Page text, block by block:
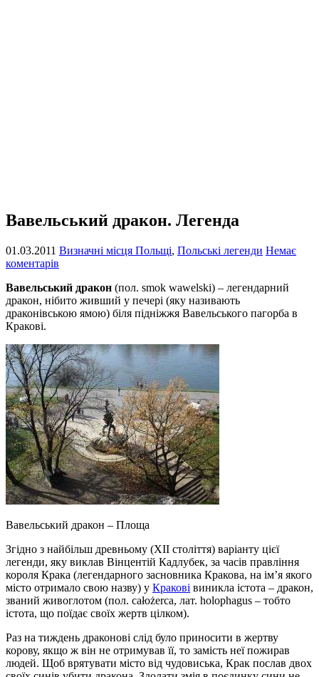
Вавельський дракон. Легенда
01.03.2011 Визначні місця Польщі, Польські легенди Немає
коментарів
Вавельський дракон (пол. smok wawelski) – легендарний
дракон, нібито живший у печері (яку називають
драконівською ямою) біля підніжжя Вавельського пагорба в
Кракові.
Вавельський дракон – Площа
Згідно з найбільш древньому (XII століття) варіанту цієї
легенди, яку виклав Вінцентій Кадлубек, за часів правління
короля Крака (легендарного засновника Кракова, на ім’я якого
місто отримало свою назву) у Кракові виникла істота – дракон,
званий живоглотом (пол. całożerca, лат. holophagus – тобто
істота, що поїдає своїх жертв цілком).
Раз на тиждень драконові слід було приносити в жертву
корову, якщо ж він не отримував її, то замість неї пожирав
людей. Щоб врятувати місто від чудовиська, Крак послав двох